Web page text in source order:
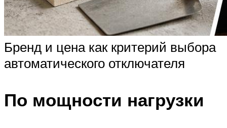
Бренд и цена как критерий выбора
автоматического отключателя
По мощности нагрузки